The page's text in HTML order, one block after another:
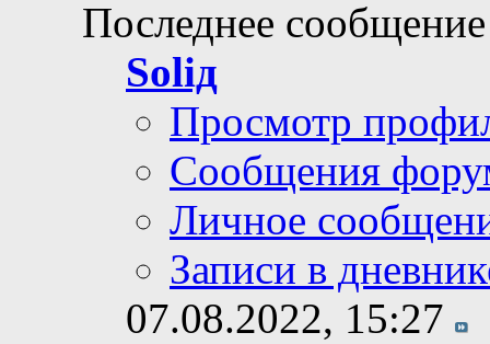
Последнее
Soliд
Просмотр
Сообщения
Личное
Записи в
07.08.2022, 15:27